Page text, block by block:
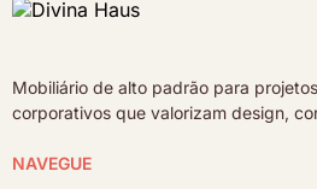
Mobiliário de alto padrão para
corporativos que valorizam design,
NAVEGUE